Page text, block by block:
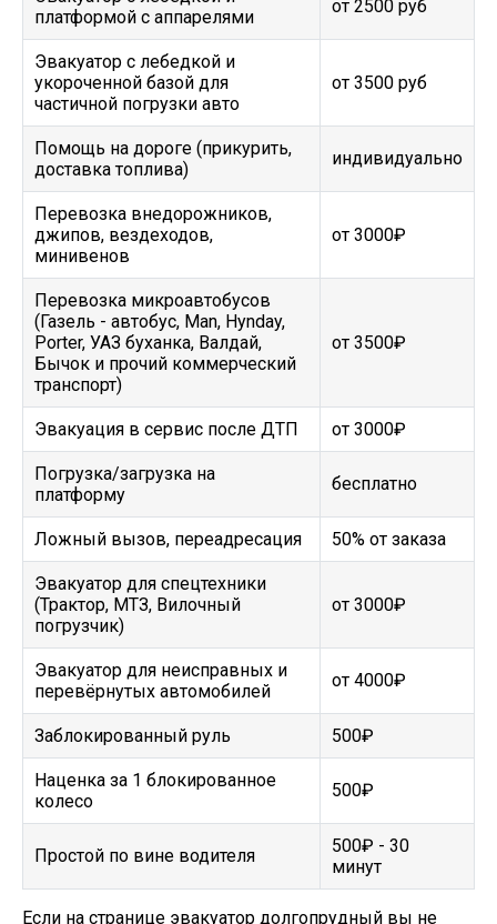
платформой с аппарелями
от 2500 руб
Эвакуатор с лебедкой и
укороченной базой для
частичной погрузки авто
от 3500 руб
Помощь на дороге (прикурить,
доставка топлива)
индивидуально
Перевозка внедорожников,
джипов, вездеходов,
минивенов
от 3000₽
Перевозка микроавтобусов
(Газель - автобус, Man, Hynday,
Porter, УАЗ буханка, Валдай,
Бычок и прочий коммерческий
транспорт)
от 3500₽
Эвакуация в сервис после ДТП от 3000₽
Погрузка/загрузка на
платформу
бесплатно
Ложный вызов, переадресация 50% от заказа
Эвакуатор для спецтехники
(Трактор, МТЗ, Вилочный
погрузчик)
от 3000₽
Эвакуатор для неисправных и
перевёрнутых автомобилей
от 4000₽
Заблокированный руль 500₽
Наценка за 1 блокированное
колесо
500₽
Простой по вине водителя
500₽ - 30
минут
Если на странице эвакуатор долгопрудный вы не